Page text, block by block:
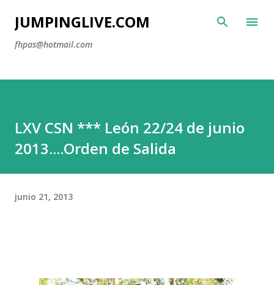
Ir al contenido principal
JUMPINGLIVE.COM
fhpas@hotmail.com
LXV CSN *** León 22/24 de junio
2013....Orden de Salida
junio 21, 2013